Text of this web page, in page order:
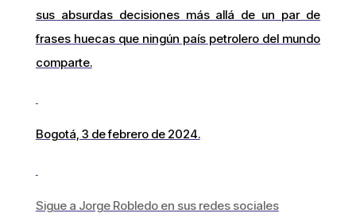
sus absurdas decisiones más allá de un par de
frases huecas que ningún país petrolero del mundo
comparte.
Bogotá, 3 de febrero de 2024.
Sigue a Jorge Robledo en sus redes sociales